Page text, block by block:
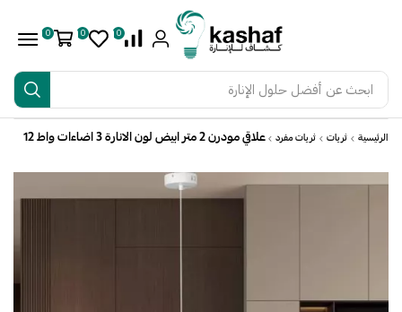
ابحث عن أفضل حلول الإنارة
0
0
0
الرئيسية ثريات ثريات مفرد علاقي مودرن 2 متر ابيض لون الانارة 3 اضاءات واط 12